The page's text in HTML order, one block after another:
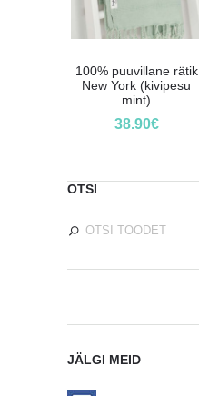
100% puuvillane rätik
New York (kivipesu
mint)
38.90€
OTSI
JÄLGI MEID